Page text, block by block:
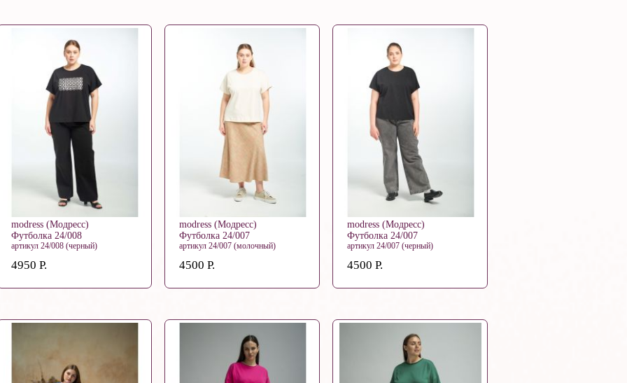
modress (Модресс)
Футболка 24/008
артикул 24/008 (черный)
4950 Р.
modress (Модресс)
Футболка 24/007
артикул 24/007 (молочный)
4500 Р.
modress (Модресс)
Футболка 24/007
артикул 24/007 (черный)
4500 Р.